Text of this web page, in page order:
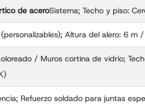
de aceroSistema; Techo y piso:
Altura del alero: 6 m
/ Muros cortina de vidrio;
Refuerzo soldado para juntas